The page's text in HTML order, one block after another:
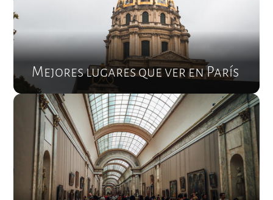
Mejores lugares que ver en París